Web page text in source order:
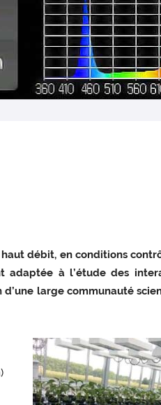
débit, en conditions
adaptée à l’étude des
large communauté